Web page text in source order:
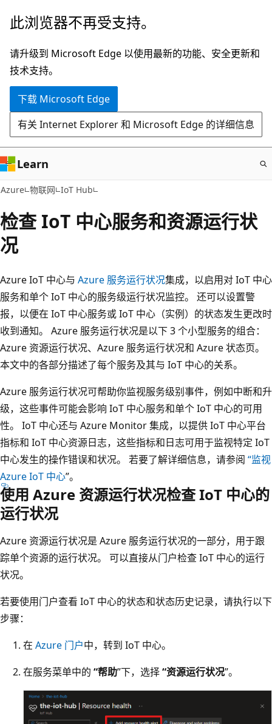
跳
主
要
内
此浏览器不再受支持。
请升级到 Microsoft Edge 以使用最新的功能、安全更新和
技术支持。
下载 Microsoft Edge
有关 Internet Explorer 和 Microsoft Edge 的详细信息
Learn
Azure 物联网 IoT Hub
检查 IoT 中心服务和资源运行状
况
Azure IoT 中心与 Azure 服务运行状况集成，以启用对 IoT 中心
服务和单个 IoT 中心的服务级运行状况监控。 还可以设置警
报，以便在 IoT 中心服务或 IoT 中心（实例）的状态发生更改时
收到通知。 Azure 服务运行状况是以下 3 个小型服务的组合：
Azure 资源运行状况、Azure 服务运行状况和 Azure 状态页。
本文中的各部分描述了每个服务及其与 IoT 中心的关系。
Azure 服务运行状况可帮助你监视服务级别事件，例如中断和升
级，这些事件可能会影响 IoT 中心服务和单个 IoT 中心的可用
性。 IoT 中心还与 Azure Monitor 集成，以提供 IoT 中心平台
指标和 IoT 中心资源日志，这些指标和日志可用于监视特定 IoT
中心发生的操作错误和状况。 若要了解详细信息，请参阅 “监视
Azure IoT 中心”。
使用 Azure 资源运行状况检查 IoT 中心的
运行状况
Azure 资源运行状况是 Azure 服务运行状况的一部分，用于跟
踪单个资源的运行状况。 可以直接从门户检查 IoT 中心的运行
状况。
若要使用门户查看 IoT 中心的状态和状态历史记录，请执行以下
步骤：
在 Azure 门户中，转到 IoT 中心。
在服务菜单中的 “帮助”下，选择“资源运行状况”。